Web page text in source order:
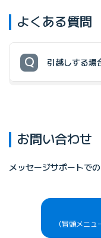
よくある質問
引越しする場
お問い合わせ
メッセージサポートで
（冒頭メニ